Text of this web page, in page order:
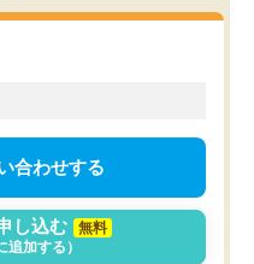
合わせする
し込む
無料
追加する）